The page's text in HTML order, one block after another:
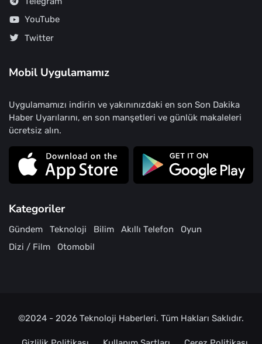
YouTube
Twitter
Mobil Uygulamamız
Uygulamamızı indirin ve yakınınızdaki en son Son Dakika
Haber Uyarılarını, en son manşetleri ve günlük makaleleri
ücretsiz alın.
Kategoriler
Gündem Teknoloji Bilim Akıllı Telefon
Oyun
Dizi / Film
Otomobil
©2024 - 2026 Teknoloji Haberleri. Tüm Hakları Saklıdır.